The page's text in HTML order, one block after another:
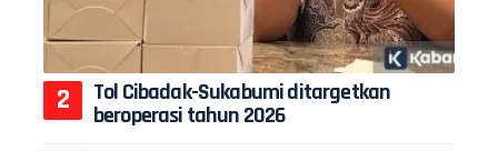
Tol Cibadak-Sukabumi ditargetkan
beroperasi tahun 2026